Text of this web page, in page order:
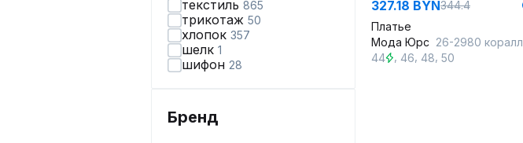
текстиль 865
трикотаж 50
хлопок 357
шелк 1
шифон 28
Бренд
327.18 BYN344.4
Платье
Мода Юрс 26-2980 коралл
44
46 48 ,50